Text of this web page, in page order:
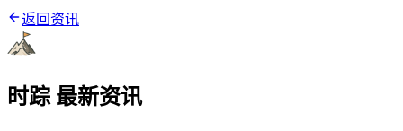
返回资讯
时踪 最新资讯